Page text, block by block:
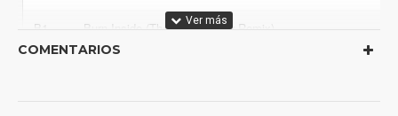
B1 Burn Inside (The House Crew Remix)
COMENTARIOS